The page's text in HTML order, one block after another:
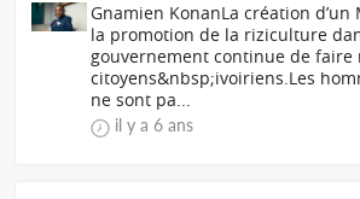
Gnamien KonanLa création
la promotion de la riziculture
gouvernement continue de faire
citoyens&nbsp;ivoiriens.Les
ne sont pa...
il y a 6 ans